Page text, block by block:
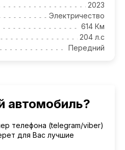
2023
Электричество
614 Км
204 л.с
Передний
автомобиль?
телефона (telegram/viber)
для Вас лучшие